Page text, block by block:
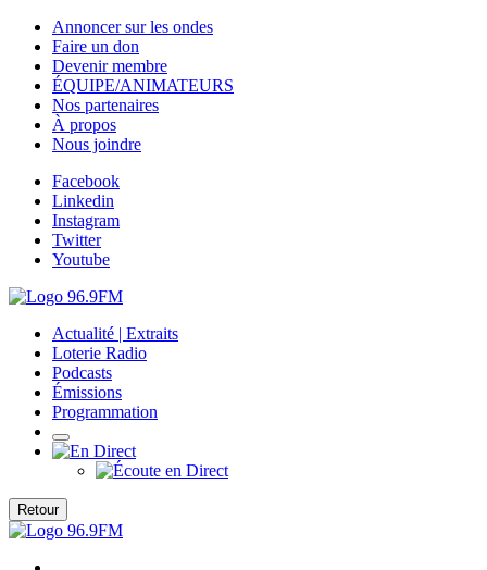
Annoncer sur les ondes
Faire un don
Devenir membre
ÉQUIPE/ANIMATEURS
Nos partenaires
À propos
Nous joindre
Facebook
Linkedin
Instagram
Twitter
Youtube
Actualité | Extraits
Loterie Radio
Podcasts
Émissions
Programmation
Retour